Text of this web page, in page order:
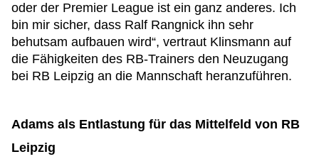
oder der Premier League ist ein ganz anderes. Ich
bin mir sicher, dass Ralf Rangnick ihn sehr
behutsam aufbauen wird“, vertraut Klinsmann auf
die Fähigkeiten des RB-Trainers den Neuzugang
bei RB Leipzig an die Mannschaft heranzuführen.
Adams als Entlastung für das Mittelfeld von RB
Leipzig